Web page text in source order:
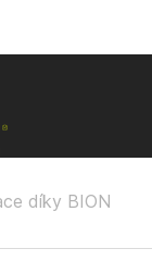
díky BION